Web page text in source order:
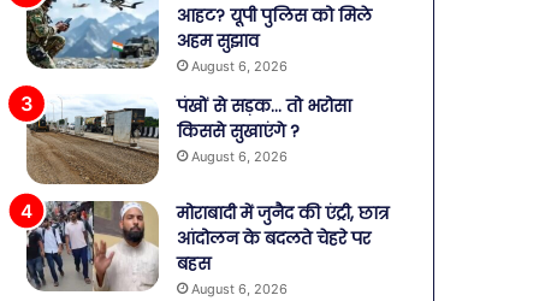
आहट? यूपी पुलिस को मिले
अहम सुझाव
August 6, 2026
पंखों से सड़क… तो भरोसा
किससे सुखाएंगे ?
August 6, 2026
मोराबादी में जुनैद की एंट्री, छात्र
आंदोलन के बदलते चेहरे पर
बहस
August 6, 2026